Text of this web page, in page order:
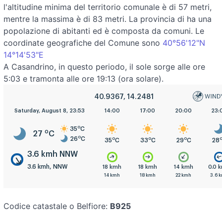
l'altitudine minima del territorio comunale è di 57 metri,
mentre la massima è di 83 metri. La provincia di ha una
popolazione di abitanti ed è composta da comuni. Le
coordinate geografiche del Comune sono 40°56'12"N
14°14'53"E
A Casandrino, in questo periodo, il sole sorge alle ore
5:03 e tramonta alle ore 19:13 (ora solare).
40.9367, 14.2481
Saturday, August 8, 23:53
27 oC
35 oC
26 oC
3.6 kmh NNW
3.6 kmh, NNW
kmh
8:00
0.0 kmh
11:00
33oC
7.2 kmh
14:00
35 oC
18 kmh
14 kmh
17:00
33 oC
18 kmh
18 kmh
20:00
29oC
14 kmh
22 kmh
28 o
0.0
3.6
Codice catastale o Belfiore: B925